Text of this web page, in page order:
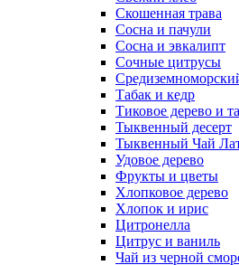
Скошенная трава
Сосна и пачули
Сосна и эвкалипт
Сочные цитрусы
Табак и кедр
Тиковое дерево и
Тыквенный десерт
Тыквенный Чай
Удовое дерево
Фрукты и цветы
Хлопковое дерево
Хлопок и ирис
Цитронелла
Цитрус и ваниль
Чай из черной